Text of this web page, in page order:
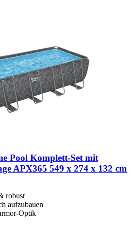
Pool Komplett-​Set mit
APX365 549 x 274 x 132 cm
robust
aufzubauen
Optik